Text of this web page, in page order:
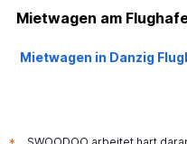
Mietwagen am
Mietwagen in Danzig